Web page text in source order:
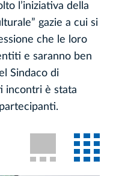
l’iniziativa della
gazie a cui si
che le loro
e saranno ben
Sindaco di
incontri è stata